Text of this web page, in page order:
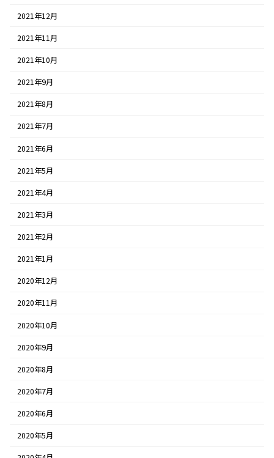
2021年12月
2021年11月
2021年10月
2021年9月
2021年8月
2021年7月
2021年6月
2021年5月
2021年4月
2021年3月
2021年2月
2021年1月
2020年12月
2020年11月
2020年10月
2020年9月
2020年8月
2020年7月
2020年6月
2020年5月